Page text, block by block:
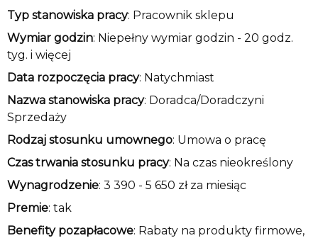
Typ stanowiska pracy: Pracownik sklepu
Wymiar godzin: Niepełny wymiar godzin - 20 godz.
tyg. i więcej
Data rozpoczęcia pracy: Natychmiast
Nazwa stanowiska pracy: Doradca/Doradczyni
Sprzedaży
Rodzaj stosunku umownego: Umowa o pracę
Czas trwania stosunku pracy: Na czas nieokreślony
Wynagrodzenie: 3 390 - 5 650 zł za miesiąc
Premie: tak
Benefity pozapłacowe: Rabaty na produkty firmowe,